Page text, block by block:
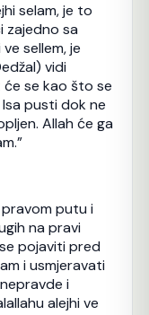
selam, je to
zajedno sa
sellem, je
vidi
se kao što se
pusti dok ne
Allah će ga
pravom putu i
na pravi
pojaviti pred
i usmjeravati
i
alejhi ve